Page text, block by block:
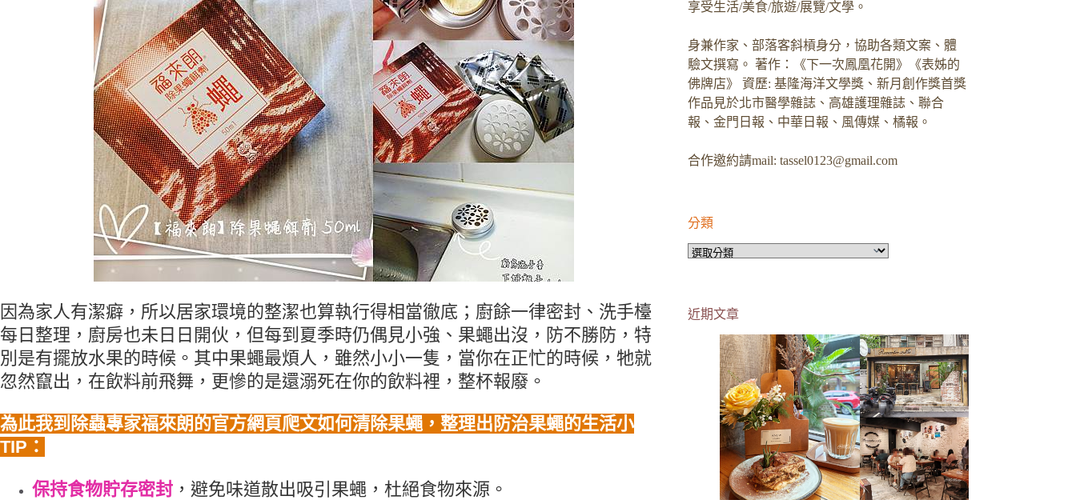
因為家人有潔癖，所以居家環境的整潔也算執行得相當徹底；廚餘一律密封、洗手檯
每日整理，廚房也未日日開伙，但每到夏季時仍偶見小強、果蠅出沒，防不勝防，特
別是有擺放水果的時候。其中果蠅最煩人，雖然小小一隻，當你在正忙的時候，牠就
忽然竄出，在飲料前飛舞，更慘的是還溺死在你的飲料裡，整杯報廢。
為此我到除蟲專家福來朗的官方網頁爬文如何清除果蠅，整理出防治果蠅的生活小
TIP：
保持食物貯存密封 ，避免味道散出吸引果蠅，杜絕食物來源。
享受生活/美食/旅遊/展覽/文學。
身兼作家、部落客斜槓身分，協助各類文案、體
驗文撰寫。 著作：《下一次鳳凰花開》《表姊的
佛牌店》 資歷: 基隆海洋文學獎、新月創作獎首獎
作品見於北市醫學雜誌、高雄護理雜誌、聯合
報、金門日報、中華日報、風傳媒、橘報。
合作邀約請mail: tassel0123@gmail.com
分類
分
近期文章